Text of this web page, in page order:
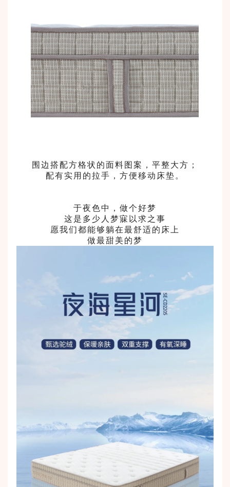
围边搭配方格状的面料图案，平整大方；
配有实用的拉手，方便移动床垫。
于夜色中，做个好梦
这是多少人梦寐以求之事
愿我们都能够躺在最舒适的床上
做最甜美的梦